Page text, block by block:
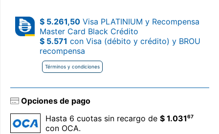
$ 5.261,50 Visa PLATINIUM y Recompensa
Master Card Black Crédito
$ 5.571 con Visa (débito y crédito) y BROU
recompensa
Términos y condiciones
Opciones de pago
Hasta 6 cuotas sin recargo de $ 1.03167
con OCA.